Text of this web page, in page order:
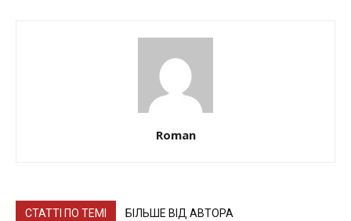
Roman
СТАТТІ ПО ТЕМІ БІЛЬШЕ ВІД АВТОРА